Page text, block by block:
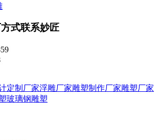
式联系妙匠
定制厂家浮雕厂家雕塑制作厂家雕塑厂家
玻璃钢雕塑